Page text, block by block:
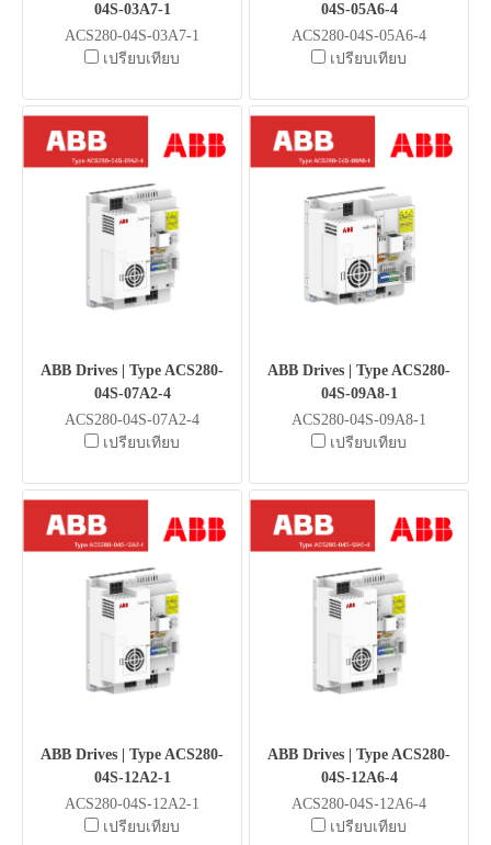
04S-03A7-1
ACS280-04S-03A7-1
เปรียบเทียบ
04S-05A6-4
ACS280-04S-05A6-4
เปรียบเทียบ
ABB Drives | Type ACS280-
04S-07A2-4
ACS280-04S-07A2-4
เปรียบเทียบ
ABB Drives | Type ACS280-
04S-09A8-1
ACS280-04S-09A8-1
เปรียบเทียบ
ABB Drives | Type ACS280-
04S-12A2-1
ACS280-04S-12A2-1
เปรียบเทียบ
ABB Drives | Type ACS280-
04S-12A6-4
ACS280-04S-12A6-4
เปรียบเทียบ